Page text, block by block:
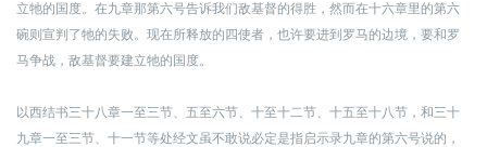
立牠的国度。在九章那第六号告诉我们敌基督的得胜，然而在十六章里的第六
碗则宣判了牠的失败。现在所释放的四使者，也许要进到罗马的边境，要和罗
马争战，敌基督要建立牠的国度。
以西结书三十八章一至三节、五至六节、十至十二节、十五至十八节，和三十
九章一至三节、十一节等处经文虽不敢说必定是指启示录九章的第六号说的，